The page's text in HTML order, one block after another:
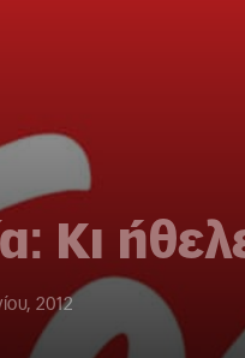
Κι
2012